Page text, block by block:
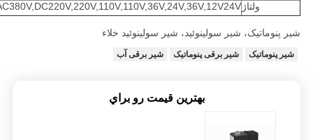
ولتاژ
شیر پنوماتیک، شیر سولینوئید، شیر سولینوئید خلاء
شیر پنوماتیک شیر برقی پنوماتیک شیر برقی آب
بهترين قيمت رو براي